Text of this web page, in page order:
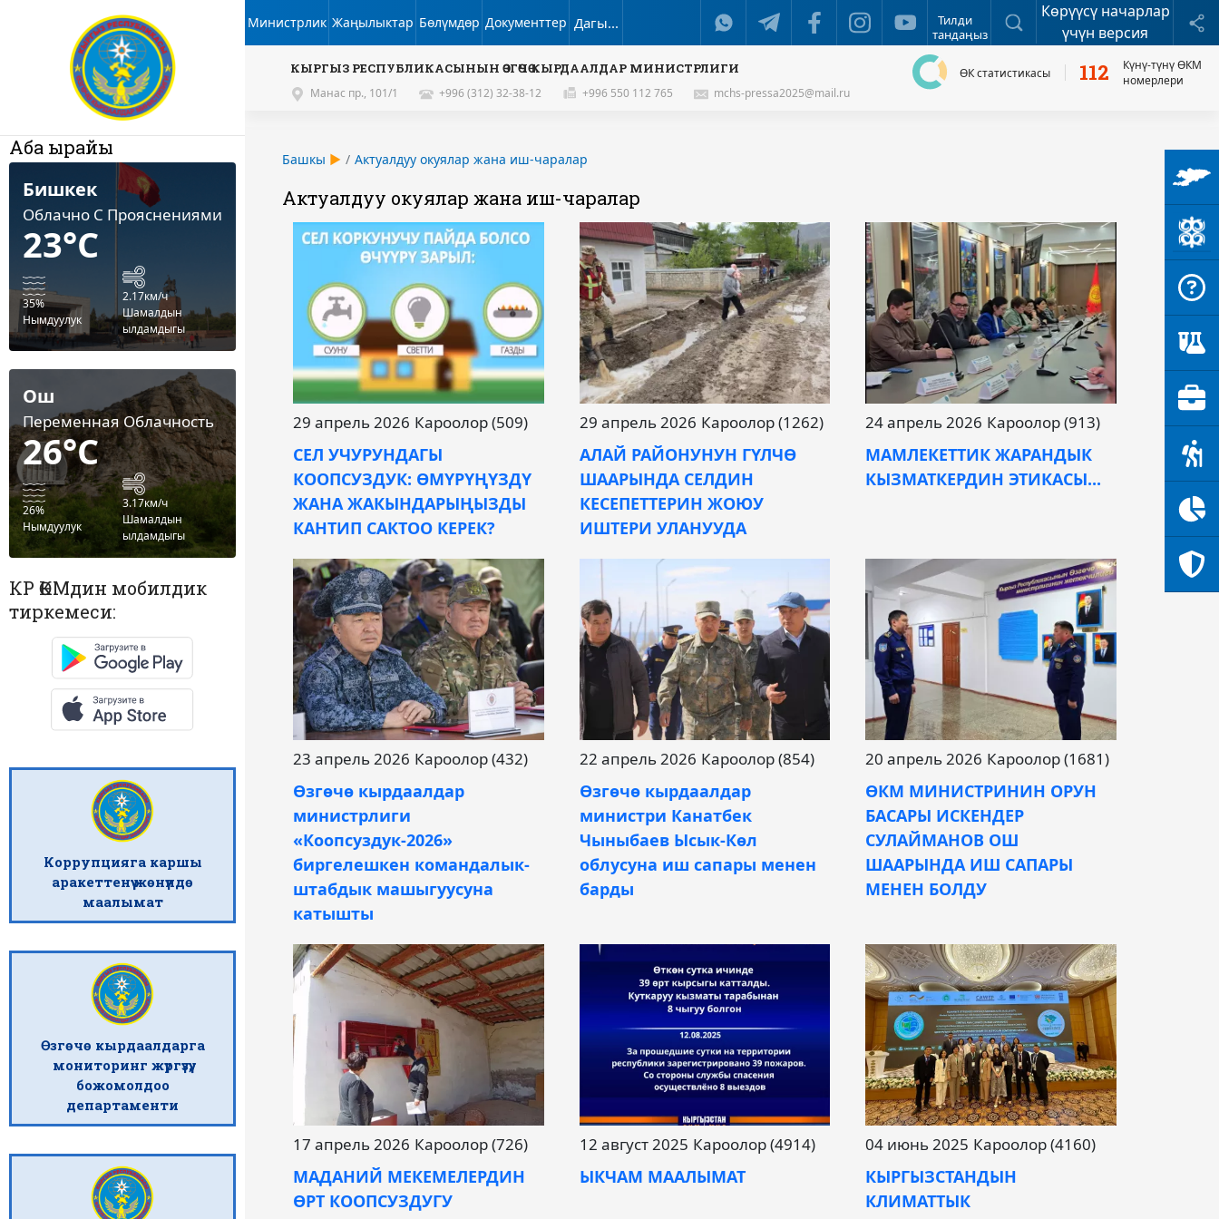
Тилди
тандаңыз
Издөө
Көрүүсү начарлар
үчүн версия
Министрлик Жаңылыктар Бөлүмдөр Документтер Дагы...
ӨК статистикасы 112
Күнү-түнү ӨКМ
номерлери
КЫРГЫЗ РЕСПУБЛИКАСЫНЫН ӨЗГӨЧӨ КЫРДААЛДАР МИНИСТРЛИГИ
Манас пр., 101/1 +996 (312) 32-38-12 +996 550 112 765 mchs-pressa2025@mail.ru
Башкы Актуалдуу окуялар жана иш-чаралар
Актуалдуу окуялар жана иш-чаралар
29 апрель 2026 Кароолор (509)
СЕЛ УЧУРУНДАГЫ
КООПСУЗДУК: ӨМҮРҮҢҮЗДҮ
ЖАНА ЖАКЫНДАРЫҢЫЗДЫ
КАНТИП САКТОО КЕРЕК?
29 апрель 2026 Кароолор (1262)
АЛАЙ РАЙОНУНУН ГҮЛЧӨ
ШААРЫНДА СЕЛДИН
КЕСЕПЕТТЕРИН ЖОЮУ
ИШТЕРИ УЛАНУУДА
24 апрель 2026 Кароолор (913)
МАМЛЕКЕТТИК ЖАРАНДЫК
КЫЗМАТКЕРДИН ЭТИКАСЫ...
23 апрель 2026 Кароолор (432)
Өзгөчө кырдаалдар
министрлиги
«Коопсуздук-2026»
биргелешкен командалык-
штабдык машыгуусуна
катышты
22 апрель 2026 Кароолор (854)
Өзгөчө кырдаалдар
министри Канатбек
Чыныбаев Ысык-Көл
облусуна иш сапары менен
барды
20 апрель 2026 Кароолор (1681)
ӨКМ МИНИСТРИНИН ОРУН
БАСАРЫ ИСКЕНДЕР
СУЛАЙМАНОВ ОШ
ШААРЫНДА ИШ САПАРЫ
МЕНЕН БОЛДУ
17 апрель 2026 Кароолор (726)
МАДАНИЙ МЕКЕМЕЛЕРДИН
ӨРТ КООПСУЗДУГУ
12 август 2025 Кароолор (4914)
ЫКЧАМ МААЛЫМАТ
04 июнь 2025 Кароолор (4160)
КЫРГЫЗСТАНДЫН
КЛИМАТТЫК
Аба ырайы
Бишкек
Облачно С Прояснениями
23°C
35%
Нымдуулук
2.17км/ч
Шамалдын
ылдамдыгы
Ош
Переменная Облачность
26°C
26%
Нымдуулук
3.17км/ч
Шамалдын
ылдамдыгы
КР ӨКМдин мобилдик
тиркемеси:
Коррупцияга каршы
аракеттенүү жөнүндө
маалымат
Өзгөчө кырдаалдарга
мониторинг жүргүзүү,
божомолдоо
департаменти